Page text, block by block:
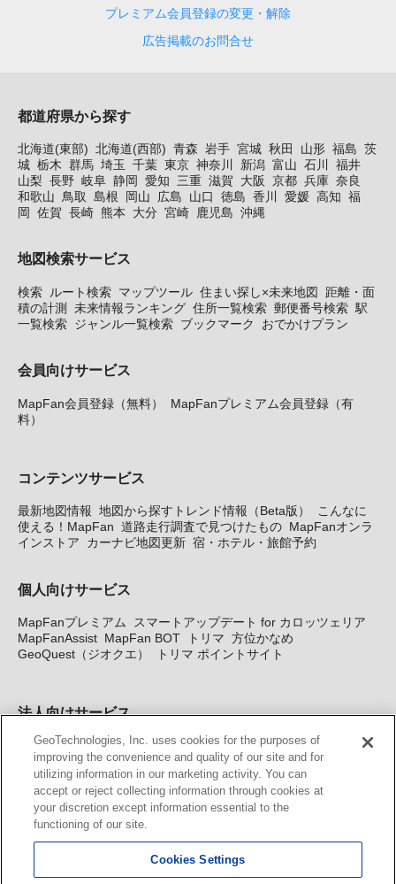
プレミアム会員登録の変更・解除
広告掲載のお問合せ
都道府県から探す
北海道(東部) 北海道(西部) 青森 岩手 宮城 秋田 山形 福島 茨
城 栃木 群馬 埼玉 千葉 東京 神奈川 新潟 富山 石川
福井
山梨 長野 岐阜 静岡 愛知 三重 滋賀 大阪 京都 兵庫 奈良
和歌山
鳥取 島根 岡山 広島 山口 徳島 香川 愛媛 高知 福
岡
佐賀 長崎 熊本 大分 宮崎 鹿児島 沖縄
地図検索サービス
検索 ルート検索 マップツール 住まい探し×未来地図
距離・面
積の計測
未来情報ランキング 住所一覧検索 郵便番号検索 駅
一覧検索 ジャンル一覧検索 ブックマーク おでかけプラン
会員向けサービス
MapFan会員登録（無料）
MapFanプレミアム会員登録（有
料）
コンテンツサービス
最新地図情報 地図から探すトレンド情報（Beta版）
こんなに
使える！MapFan 道路走行調査で見つけたもの MapFanオンラ
インストア
カーナビ地図更新 宿・ホテル・旅館予約
個人向けサービス
MapFanプレミアム
スマートアップデート for カロッツェリア
MapFanAssist MapFan BOT トリマ 方位かなめ
GeoQuest（ジオクエ）
トリマ ポイントサイト
法人向けサービス
法人向け地図・位置情報サービス WEBサイト・システム向け地
図API Windows PC向け地図開発キット MapFan DB 住所確認
サービス
MAP WORLD+ トリマ広告 Geo-Research
カーナビ地図更新サービス
MapFan スマートメンバーズ
GeoTechnologies, Inc. uses cookies for the purposes of
improving the convenience and quality of our site and for
utilizing information in our marketing activity. You can
accept or reject collecting information through cookies at
your discretion except information essential to the
functioning of our site.
Cookies Settings